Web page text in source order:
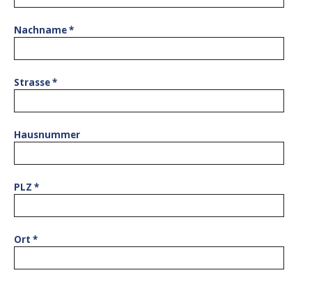
Nachname*
Strasse*
Hausnummer
PLZ *
Ort *